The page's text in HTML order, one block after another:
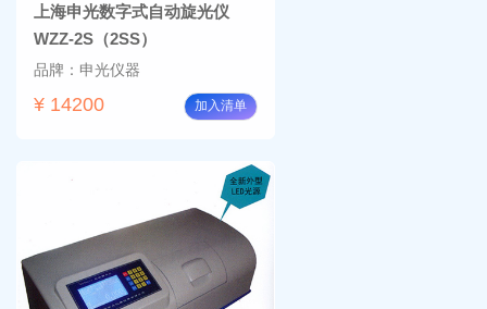
上海申光数字式自动旋光仪
WZZ-2S（2SS）
品牌：申光仪器
¥ 14200 加入清单